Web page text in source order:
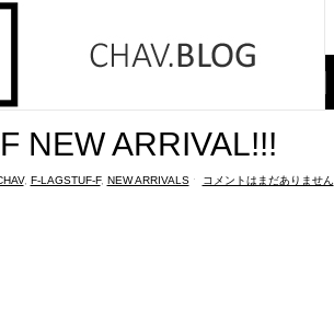
NEW ARRIVAL!!!
, F-LAGSTUF-F, NEW ARRIVALSˑ コメントはまだありません